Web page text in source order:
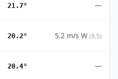
21.7° —
20.2° 5.2 m/s W (8.5)
20.4° —